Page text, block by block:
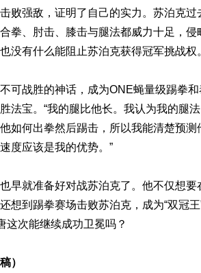
败强敌，证明了自己的实力。苏泊克
拳、肘击、膝击与腿法都威力十足，
没有什么能阻止苏泊克获得冠军挑战权
可战胜的神话，成为ONE蝇量级踢拳和
法宝。“我的腿比他长。我认为我的腿
如何出拳然后踢击，所以我能清楚预
度应该是我的优势。”
早就准备好对战苏泊克了。他不仅想
想到踢拳赛场击败苏泊克，成为“双冠
这次能继续成功卫冕吗？
）